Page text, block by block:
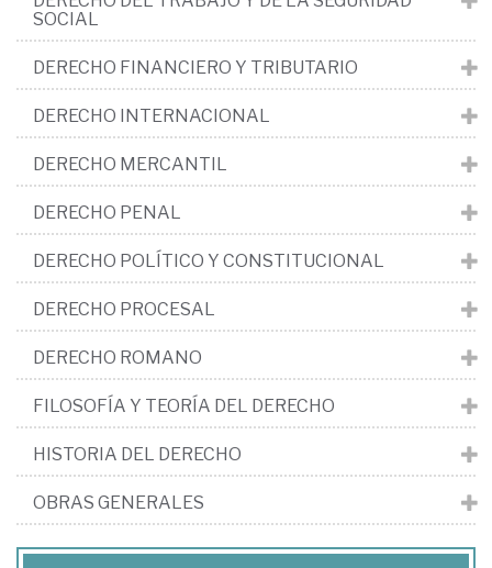
SOCIAL
DERECHO FINANCIERO Y TRIBUTARIO
DERECHO INTERNACIONAL
DERECHO MERCANTIL
DERECHO PENAL
DERECHO POLÍTICO Y CONSTITUCIONAL
DERECHO PROCESAL
DERECHO ROMANO
FILOSOFÍA Y TEORÍA DEL DERECHO
HISTORIA DEL DERECHO
OBRAS GENERALES